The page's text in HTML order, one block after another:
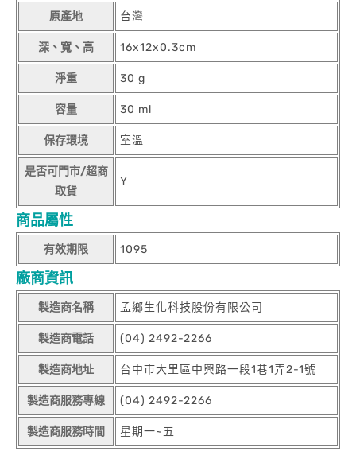
原產地 台灣
深、寬、高 16x12x0.3cm
淨重 30 g
容量 30 ml
保存環境 室溫
是否可門市/超商
取貨
Y
商品屬性
有效期限 1095
廠商資訊
製造商名稱 孟鄉生化科技股份有限公司
製造商電話 (04) 2492-2266
製造商地址 台中市大里區中興路一段1巷1弄2-1號
製造商服務專線 (04) 2492-2266
製造商服務時間 星期一~五